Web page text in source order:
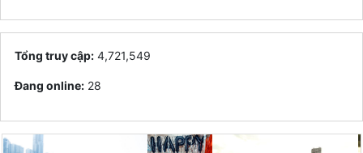
Tổng truy cập: 4,721,549
Đang online: 28